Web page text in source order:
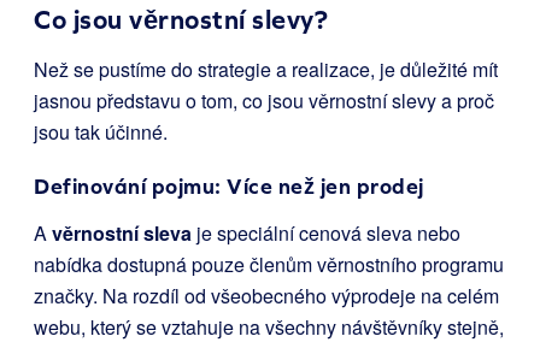
Co jsou věrnostní slevy?
Než se pustíme do strategie a realizace, je důležité mít
jasnou představu o tom, co jsou věrnostní slevy a proč
jsou tak účinné.
Definování pojmu: Více než jen prodej
Avěrnostní sleva je speciální cenová sleva nebo
nabídka dostupná pouze členům věrnostního programu
značky. Na rozdíl od všeobecného výprodeje na celém
webu, který se vztahuje na všechny návštěvníky stejně,